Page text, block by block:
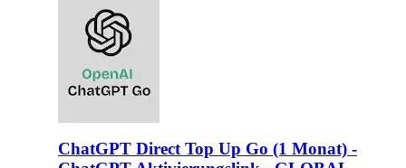
ChatGPT Direct Top Up Go (1 Monat) -